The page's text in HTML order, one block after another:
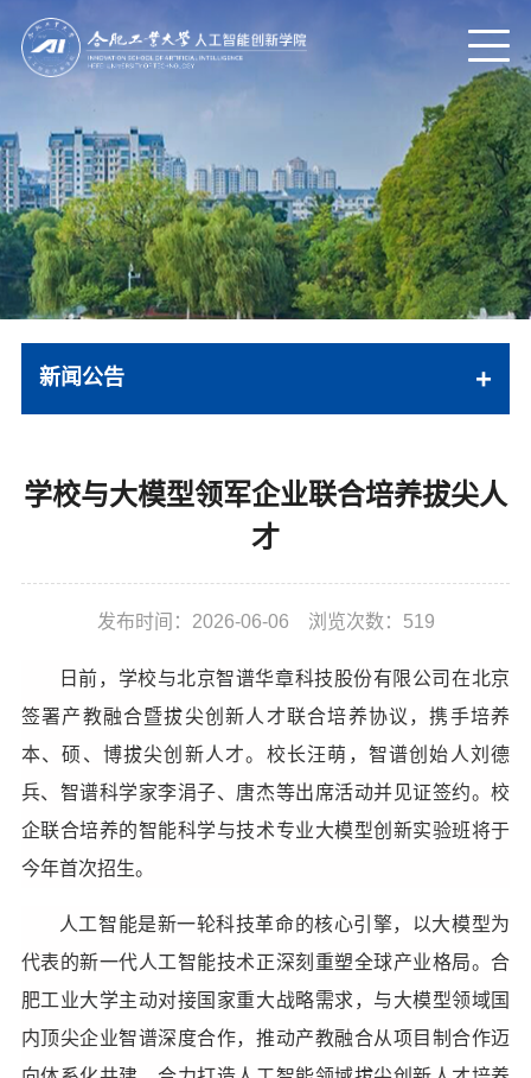
新闻公告
通知公告
学校与大模型领军企业联合培养拔尖人
才
发布时间：2026-06-06 浏览次数： 519
日前，学校与北京智谱华章科技股份有限公司在北京
签署产教融合暨拔尖创新人才联合培养协议，携手培养
本、硕、博拔尖创新人才。校长汪萌，智谱创始人刘德
兵、智谱科学家李涓子、唐杰等出席活动并见证签约。校
企联合培养的智能科学与技术专业大模型创新实验班将于
今年首次招生。
人工智能是新一轮科技革命的核心引擎，以大模型为
代表的新一代人工智能技术正深刻重塑全球产业格局。合
肥工业大学主动对接国家重大战略需求，与大模型领域国
内顶尖企业智谱深度合作，推动产教融合从项目制合作迈